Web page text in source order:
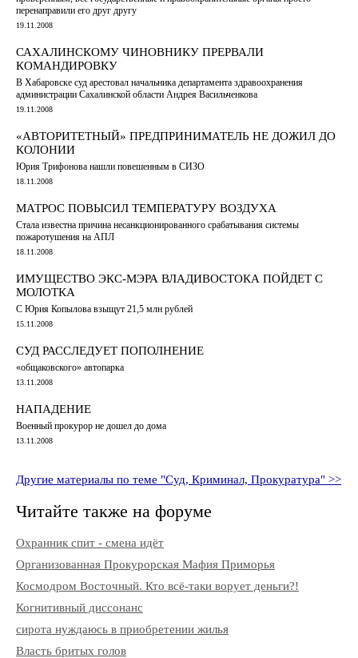
перенаправили его друг другу
19.11.2008
САХАЛИНСКОМУ ЧИНОВНИКУ ПРЕРВАЛИ
КОМАНДИРОВКУ
В Хабаровске суд арестовал начальника департамента здравоохранения
администрации Сахалинской области Андрея Васильченкова
19.11.2008
«АВТОРИТЕТНЫЙ» ПРЕДПРИНИМАТЕЛЬ НЕ ДОЖИЛ ДО
КОЛОНИИ
Юрия Трифонова нашли повешенным в СИЗО
18.11.2008
МАТРОС ПОВЫСИЛ ТЕМПЕРАТУРУ ВОЗДУХА
Стала известна причина несанкционированного срабатывания системы
пожаротушения на АПЛ
18.11.2008
ИМУЩЕСТВО ЭКС-МЭРА ВЛАДИВОСТОКА ПОЙДЕТ С
МОЛОТКА
С Юрия Копылова взыщут 21,5 млн рублей
15.11.2008
СУД РАССЛЕДУЕТ ПОПОЛНЕНИЕ
«общаковского» автопарка
13.11.2008
НАПАДЕНИЕ
Военный прокурор не дошел до дома
13.11.2008
Другие материалы по теме "Суд, Криминал, Прокуратура" >>
Читайте также на форуме
Охранник спит - смена идёт
Организованная Прокурорская Мафия Приморья
Космодром Восточный. Кто всё-таки ворует деньги?!
Когнитивный диссонанс
сирота нуждаюсь в приобретении жилья
Власть бритых голов